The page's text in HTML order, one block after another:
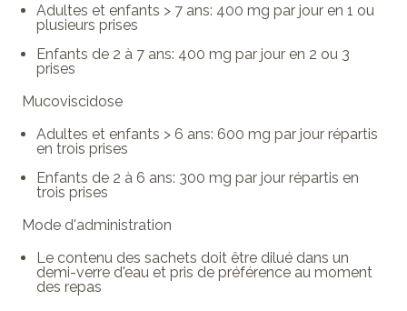
Adultes et enfants > 7 ans: 400 mg par jour en 1 ou
plusieurs prises
Enfants de 2 à 7 ans: 400 mg par jour en 2 ou 3
prises
Mucoviscidose
Adultes et enfants > 6 ans: 600 mg par jour répartis
en trois prises
Enfants de 2 à 6 ans: 300 mg par jour répartis en
trois prises
Mode d'administration
Le contenu des sachets doit être dilué dans un
demi-verre d'eau et pris de préférence au moment
des repas